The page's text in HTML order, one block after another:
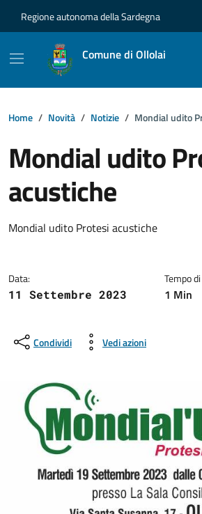
Regione autonoma della Sardegna
Comune di Ollolai
Home Novità Notizie Mondial udito
Mondial udito
acustiche
Dettagli della notizia
Mondial udito Protesi acustiche
Data:
11 Settembre 2023
Tempo
1 Min
Condividi Vedi azioni